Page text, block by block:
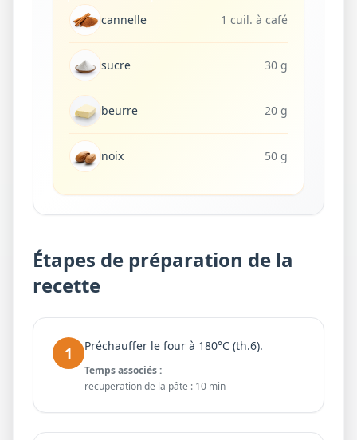
cannelle 1 cuil. à café
sucre 30 g
beurre 20 g
noix 50 g
Étapes de préparation de la
recette
1 Préchauffer le four à 180°C (th.6).
Temps associés :
recuperation de la pâte : 10 min